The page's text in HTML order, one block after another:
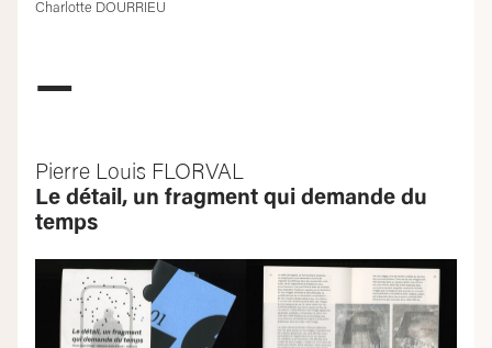
Charlotte DOURRIEU
—
Pierre Louis FLORVAL
Le détail, un fragment qui demande du
temps